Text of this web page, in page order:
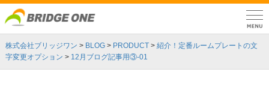
株式会社ブリッジワン > BLOG > PRODUCT > 紹介！定番ルームプレートの文
字変更オプション > 12月ブログ記事用③-01